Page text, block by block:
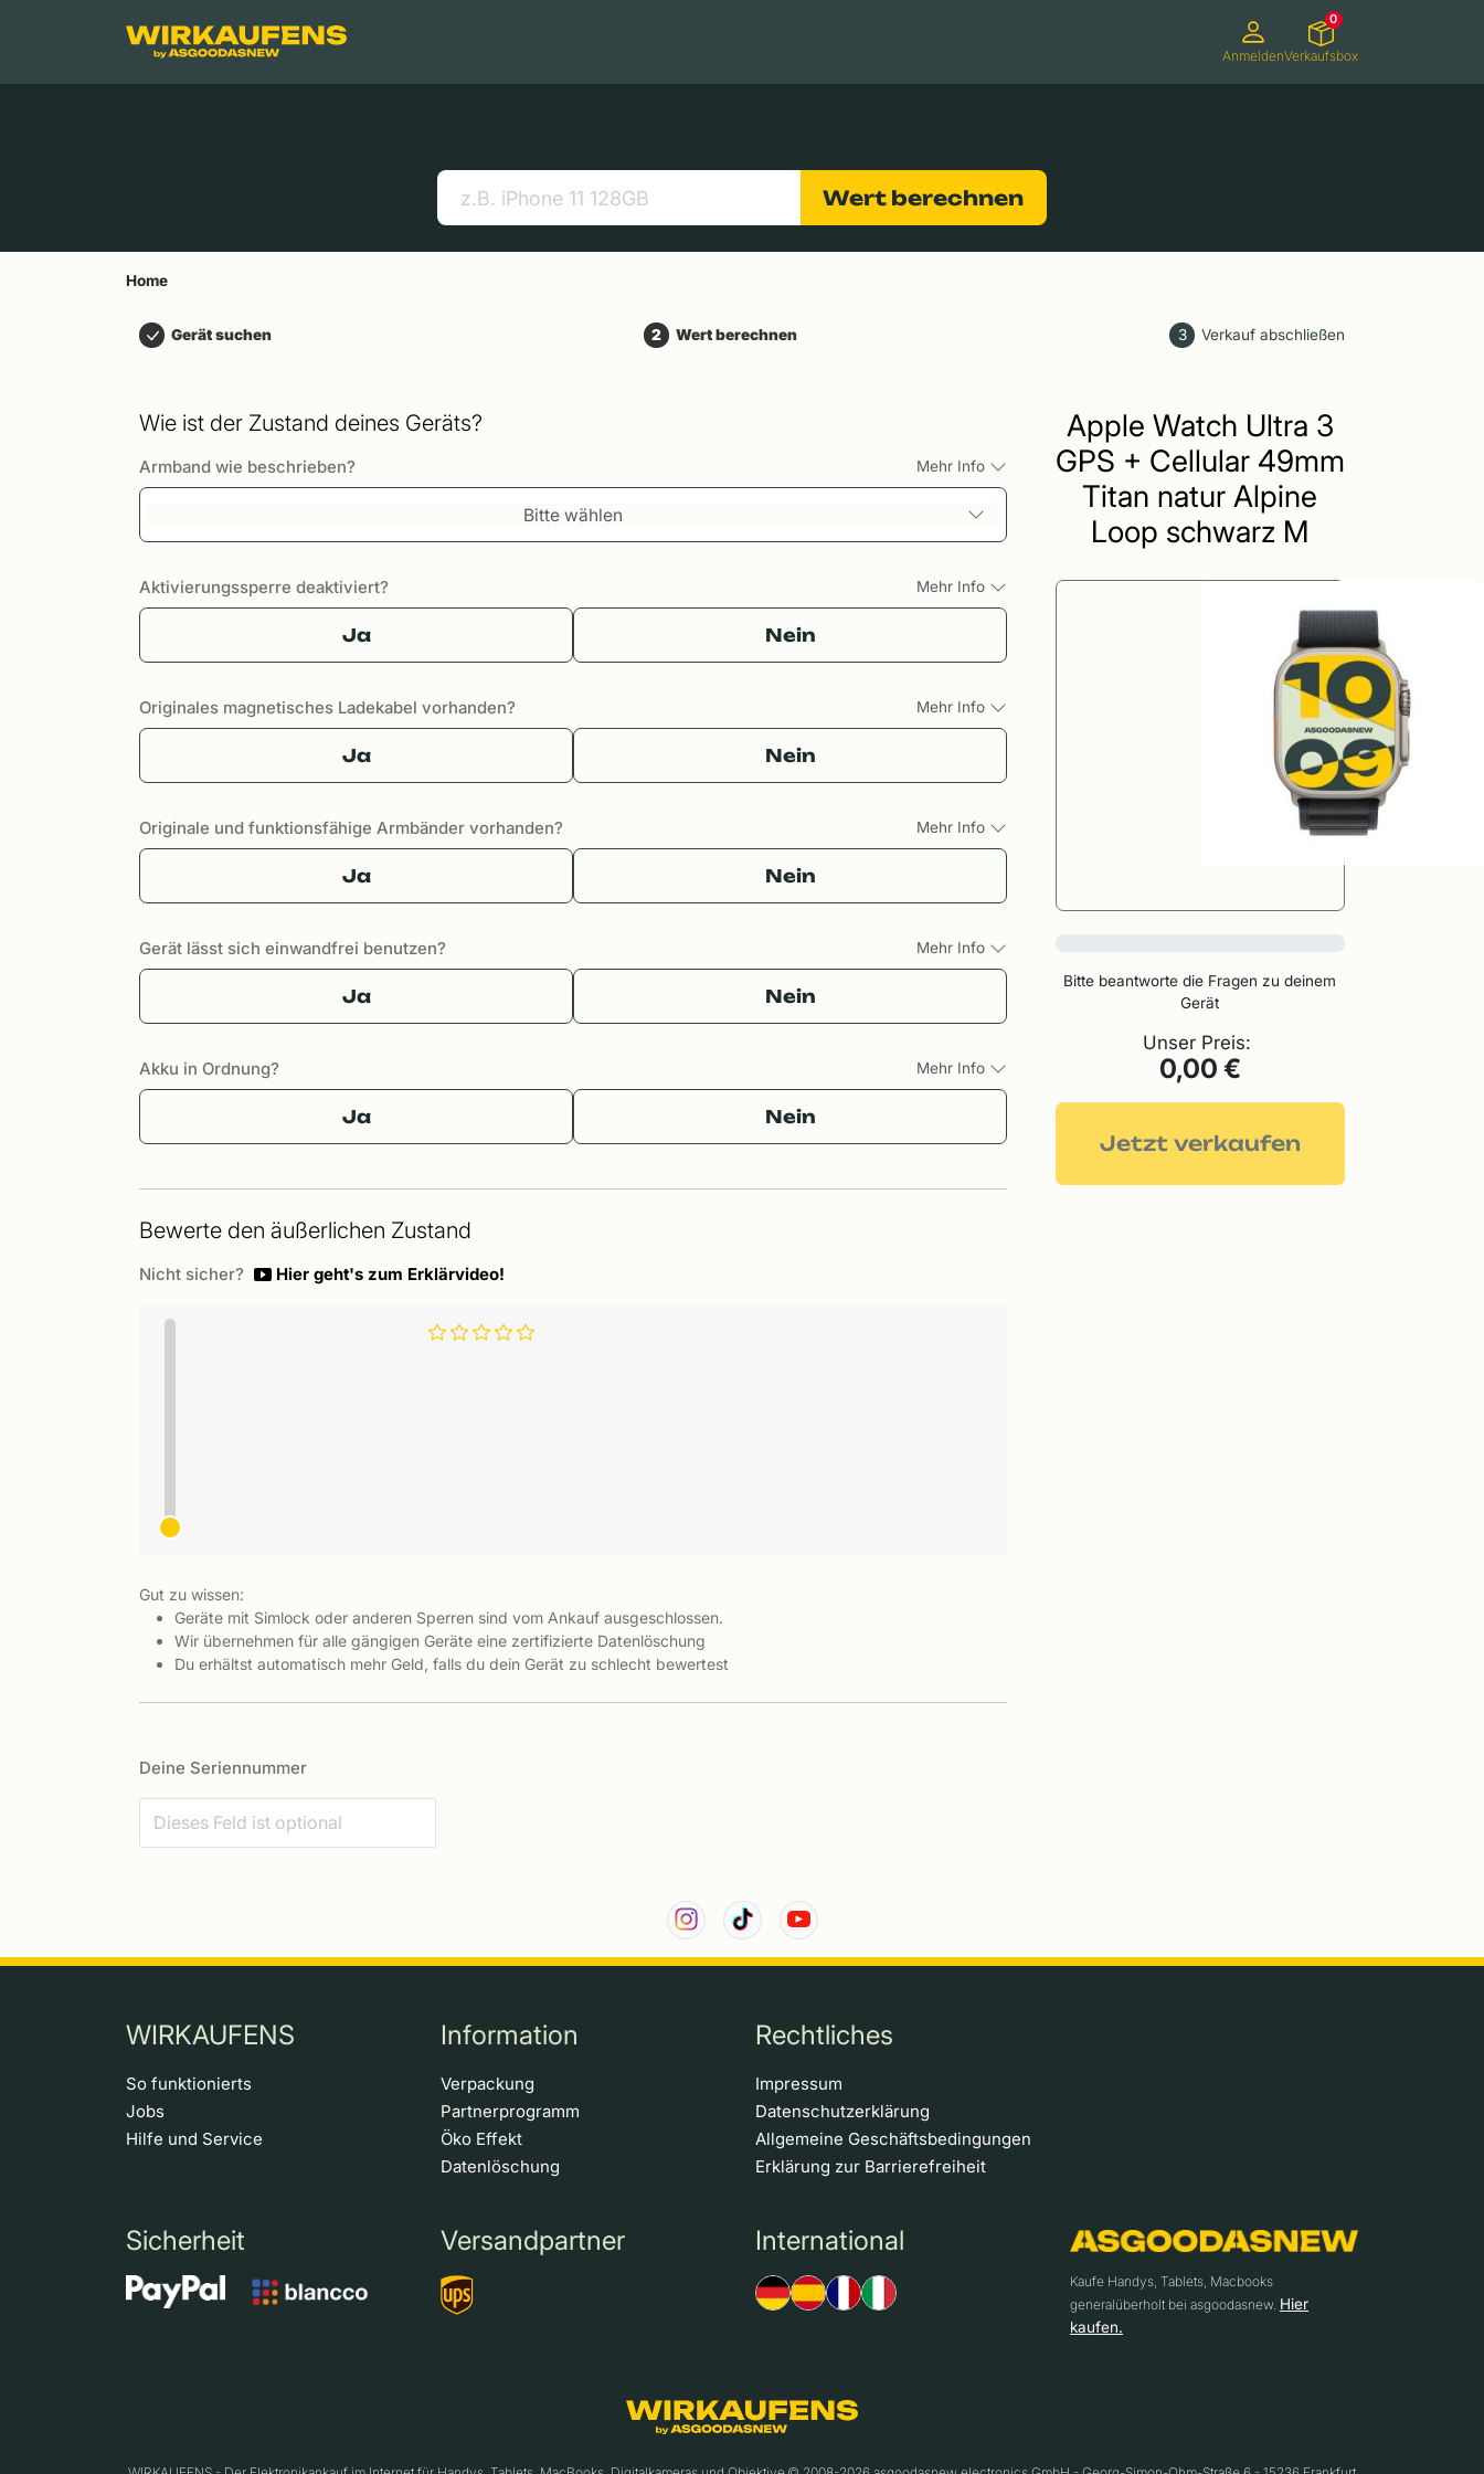
AnmeldenVerkaufsbox
0
Wert berechnen
Home
Gerät suchen 2 Wert berechnen 3 Verkauf abschließen
Wie ist der Zustand deines Geräts?
Armband wie beschrieben? Mehr Info
Bitte wählen
Aktivierungssperre deaktiviert? Mehr Info
Ja Nein
Originales magnetisches Ladekabel vorhanden? Mehr Info
Ja Nein
Originale und funktionsfähige Armbänder vorhanden? Mehr Info
Ja Nein
Gerät lässt sich einwandfrei benutzen? Mehr Info
Ja Nein
Akku in Ordnung? Mehr Info
Ja Nein
Bewerte den äußerlichen Zustand
Nicht sicher? Hier geht's zum Erklärvideo!
Gut zu wissen:
Geräte mit Simlock oder anderen Sperren sind vom Ankauf ausgeschlossen.
Wir übernehmen für alle gängigen Geräte eine zertifizierte Datenlöschung
Du erhältst automatisch mehr Geld, falls du dein Gerät zu schlecht bewertest
Deine Seriennummer
Apple Watch Ultra 3
GPS + Cellular 49mm
Titan natur Alpine
Loop schwarz M
Bitte beantworte die Fragen zu deinem
Gerät
Unser Preis:
0,00 €
Jetzt verkaufen
WIRKAUFENS
So funktionierts
Jobs
Hilfe und Service
Information
Verpackung
Partnerprogramm
Öko Effekt
Datenlöschung
Rechtliches
Impressum
Datenschutzerklärung
Allgemeine Geschäftsbedingungen
Erklärung zur Barrierefreiheit
Sicherheit Versandpartner International
Kaufe Handys, Tablets, Macbooks
generalüberholt bei asgoodasnew. Hier
kaufen.